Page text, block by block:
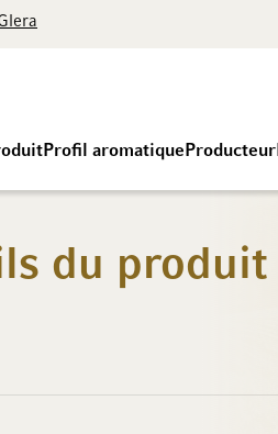
Profil aromatique Producteur
du produit